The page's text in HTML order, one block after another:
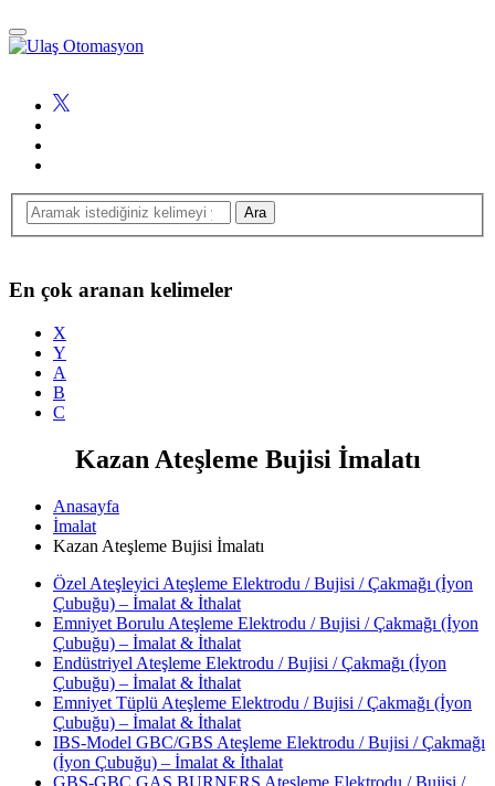
En çok aranan kelimeler
X
Y
A
B
C
Kazan Ateşleme Bujisi İmalatı
Anasayfa
İmalat
Kazan Ateşleme Bujisi İmalatı
Özel Ateşleyici Ateşleme Elektrodu / Bujisi / Çakmağı (İyon
Çubuğu) – İmalat & İthalat
Emniyet Borulu Ateşleme Elektrodu / Bujisi / Çakmağı (İyon
Çubuğu) – İmalat & İthalat
Endüstriyel Ateşleme Elektrodu / Bujisi / Çakmağı (İyon
Çubuğu) – İmalat & İthalat
Emniyet Tüplü Ateşleme Elektrodu / Bujisi / Çakmağı (İyon
Çubuğu) – İmalat & İthalat
IBS-Model GBC/GBS Ateşleme Elektrodu / Bujisi / Çakmağı
(İyon Çubuğu) – İmalat & İthalat
GBS-GBC GAS BURNERS Ateşleme Elektrodu / Bujisi /